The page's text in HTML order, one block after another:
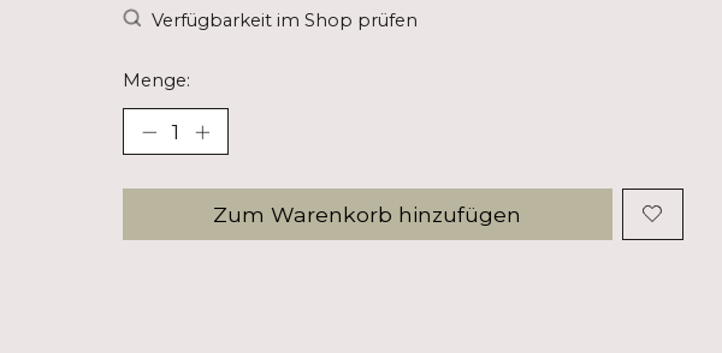
Verfügbarkeit im Shop prüfen
Menge:
Zum Warenkorb hinzufügen